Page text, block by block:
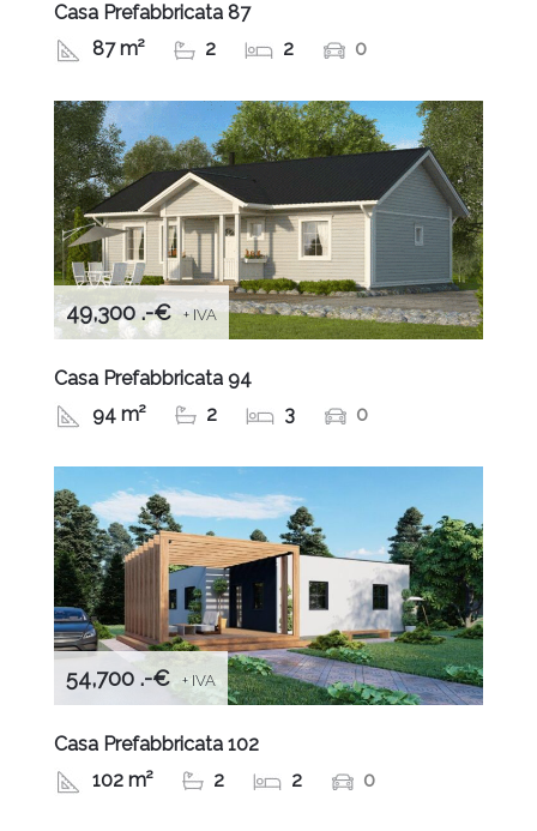
Casa Prefabbricata 87
87 m²
2 2 0
49,300 .-€ + IVA
Casa Prefabbricata 94
94 m²
2 3 0
54,700 .-€ + IVA
Casa Prefabbricata 102
102 m²
2 2 0